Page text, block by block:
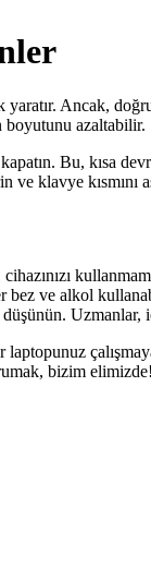
Ancak,
boyutunu azaltabilir.
Bu, kısa
klavye kısmını
bez ve alkol
Uzmanlar,
bizim elimizde!